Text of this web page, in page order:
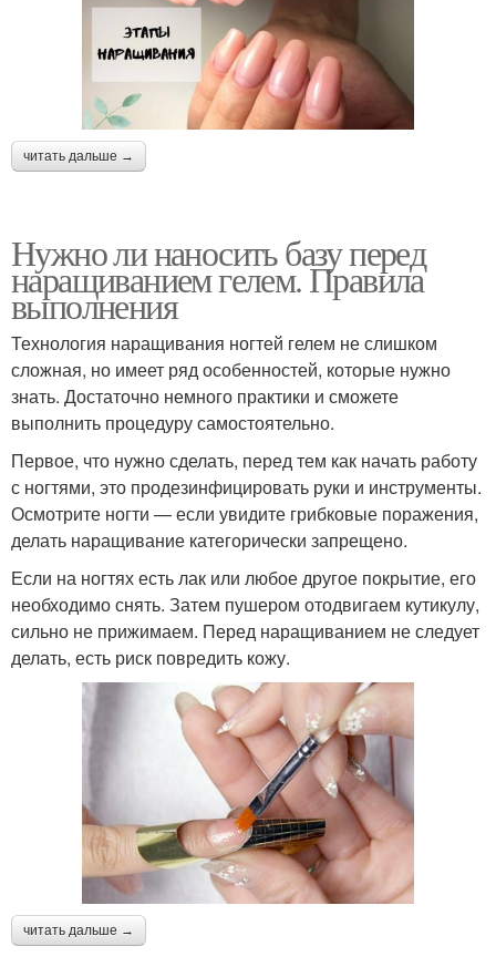
читать дальше →
Нужно ли наносить базу перед
наращиванием гелем. Правила
выполнения
Технология наращивания ногтей гелем не слишком
сложная, но имеет ряд особенностей, которые нужно
знать. Достаточно немного практики и сможете
выполнить процедуру самостоятельно.
Первое, что нужно сделать, перед тем как начать работу
с ногтями, это продезинфицировать руки и инструменты.
Осмотрите ногти — если увидите грибковые поражения,
делать наращивание категорически запрещено.
Если на ногтях есть лак или любое другое покрытие, его
необходимо снять. Затем пушером отодвигаем кутикулу,
сильно не прижимаем. Перед наращиванием не следует
делать, есть риск повредить кожу.
читать дальше →